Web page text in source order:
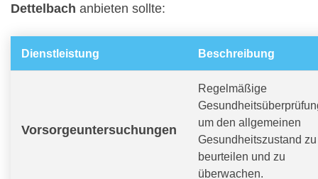
Dettelbach anbieten sollte:
Dienstleistung Beschreibung
Vorsorgeuntersuchungen
Regelmäßige
um den allgemeinen
Gesundheitszustand zu
beurteilen und zu
überwachen.